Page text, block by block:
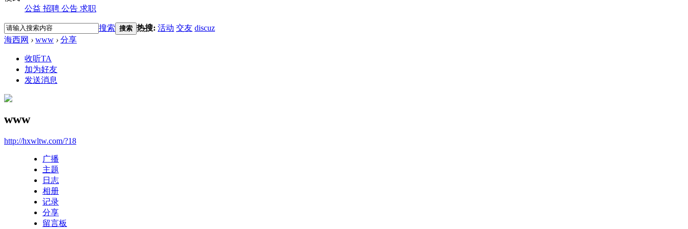
公益 招聘 公告 求职
搜索 搜索 热搜: 活动 交友 discuz
海西网 › www › 分享
收听TA
加为好友
发送消息
www
http://hxwltw.com/?18
广播
主题
日志
相册
记录
分享
留言板